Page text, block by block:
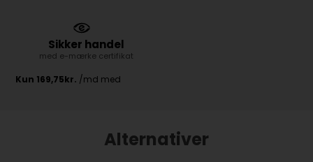
Sikker handel
med e-mærke certifikat
Alternativer